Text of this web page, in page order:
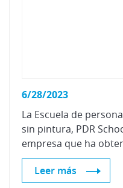
6/28/2023
La Escuela de
sin pintura, PDR
Leer más